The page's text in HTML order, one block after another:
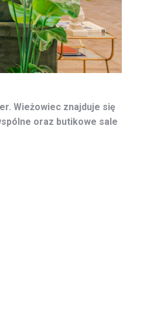
Wieżowiec znajduje się
oraz butikowe sale